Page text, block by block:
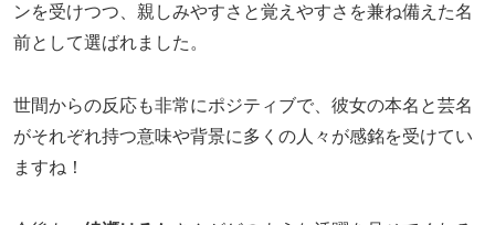
ンを受けつつ、親しみやすさと覚えやすさを兼ね備えた名
前として選ばれました。
世間からの反応も非常にポジティブで、彼女の本名と芸名
がそれぞれ持つ意味や背景に多くの人々が感銘を受けてい
ますね！